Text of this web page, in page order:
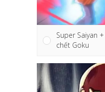
Super Saiyan
chết Goku